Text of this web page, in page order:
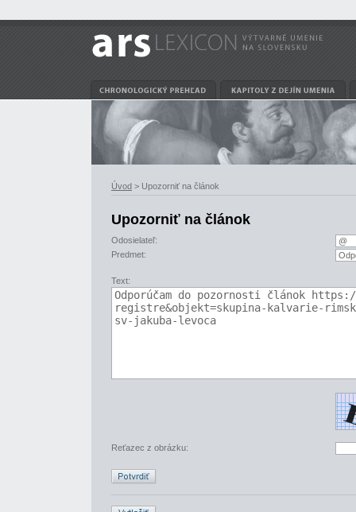
Úvod > Upozorniť na článok
Upozorniť na článok
Odosielateľ:
Predmet:
Text:
Reťazec z obrázku: